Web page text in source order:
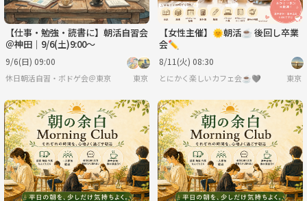
【仕事・勉強・読書に】朝活自習会
＠神田｜9/6(土)9:00〜
9/6(日) 09:00
休日朝活自習・ボドゲ会＠東京 東京
【女性主催】🌞朝活☕ 後回し卒業
会✏️
8/11(火) 08:30
とにかく楽しいカフェ会☕️🩶 東京